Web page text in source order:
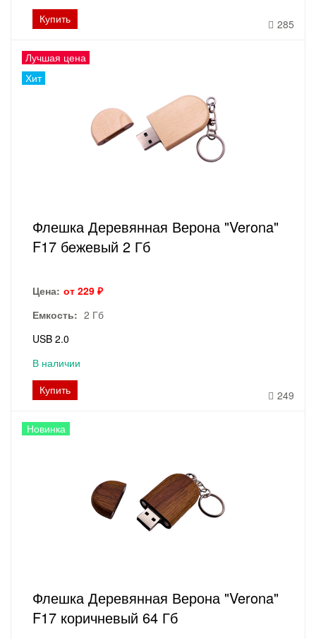
Купить
285
Лучшая цена
Хит
Флешка Деревянная Верона "Verona"
F17 бежевый 2 Гб
Цена: от 229 ₽
Емкость: 2 Гб
USB 2.0
В наличии
Купить
249
Новинка
Флешка Деревянная Верона "Verona"
F17 коричневый 64 Гб